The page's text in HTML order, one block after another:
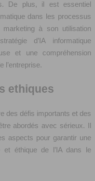
De plus, il est essentiel
dans les processus
à son utilisation
d’IA informatique
et une compréhension
l’entreprise.
ethiques
des défis importants et des
abordés avec sérieux. Il
aspects pour garantir une
et éthique de l’IA dans le